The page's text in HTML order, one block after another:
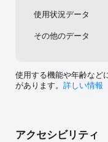
使用状況データ
その他のデータ
使用する機能や年齢など
があります。 詳しい情報
アクセシビリティ